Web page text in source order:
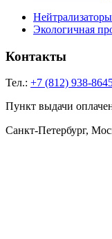
Экологичная
Контакты
Тел.: +7 (812) 938-
Пункт выдачи
Санкт-Петербург,